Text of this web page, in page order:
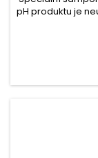
pH produktu je
a